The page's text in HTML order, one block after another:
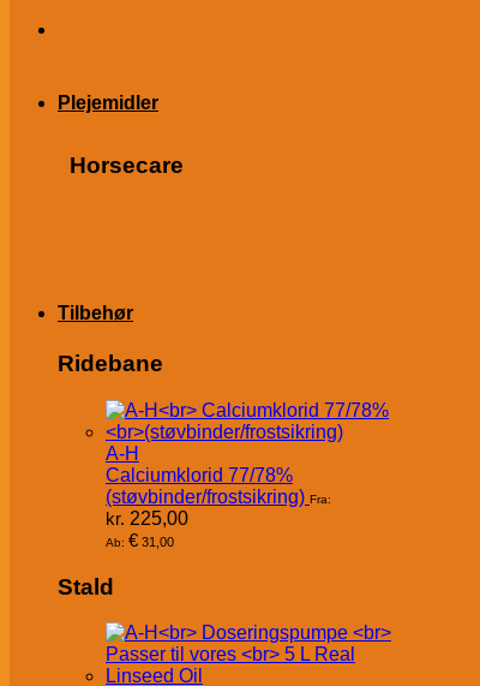
Plejemidler
Horsecare
Tilbehør
Ridebane
A-H
Calciumklorid 77/78%
(støvbinder/frostsikring) Fra:
kr. 225,00
Ab: € 31,00
Stald